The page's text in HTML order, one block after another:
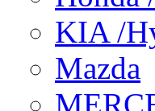
KIA /
Mazda